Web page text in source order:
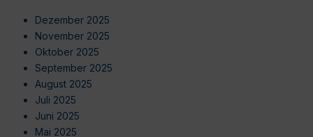
Dezember 2025
November 2025
Oktober 2025
September 2025
August 2025
Juli 2025
Juni 2025
Mai 2025